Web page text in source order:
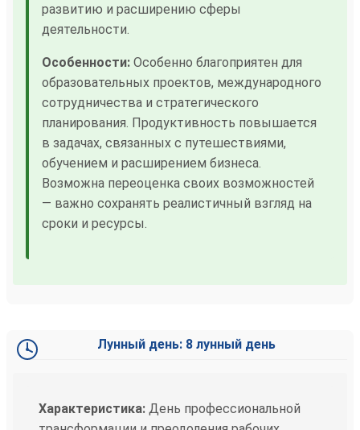
развитию и расширению сферы
деятельности.
Особенности: Особенно благоприятен для
образовательных проектов, международного
сотрудничества и стратегического
планирования. Продуктивность повышается
в задачах, связанных с путешествиями,
обучением и расширением бизнеса.
Возможна переоценка своих возможностей
— важно сохранять реалистичный взгляд на
сроки и ресурсы.
Лунный день: 8 лунный день
Характеристика: День профессиональной